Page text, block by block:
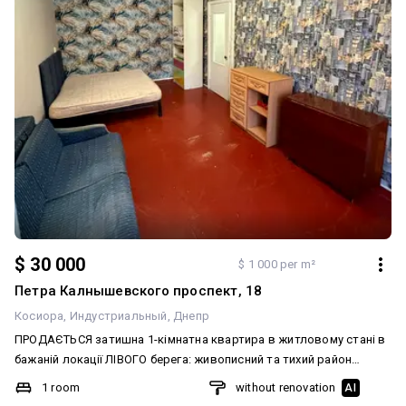
$ 30 000 $ 1 000 per m²
Петра Калнышевского проспект, 18
Косиора Индустриальный Днепр
ПРОДАЄТЬСЯ затишна 1-кімнатна квартира в житловому стані в
бажаній локації ЛІВОГО берега: живописний та тихий район
Косіора на пр.Калнишевського біля скверу Усачова. Поруч
знаходиться абсолютно вся розвинена інфраструктура
1 room
without renovation AI